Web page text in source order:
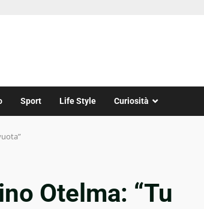
Sport Life Style Curiosità
Otelma: “Tu